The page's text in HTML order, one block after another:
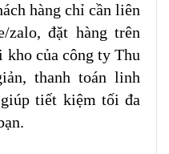
hàng chỉ cần liên
zalo, đặt hàng trên
kho của công ty Thu
thanh toán linh
tiết kiệm tối đa